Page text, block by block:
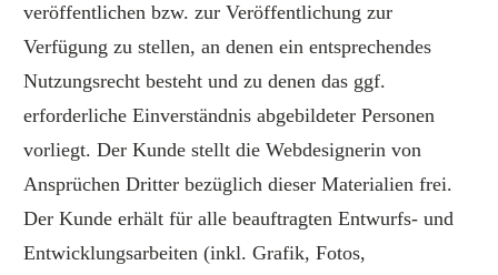
veröffentlichen bzw. zur Veröffentlichung zur
Verfügung zu stellen, an denen ein entsprechendes
Nutzungsrecht besteht und zu denen das ggf.
erforderliche Einverständnis abgebildeter Personen
vorliegt. Der Kunde stellt die Webdesignerin von
Ansprüchen Dritter bezüglich dieser Materialien frei.
Der Kunde erhält für alle beauftragten Entwurfs- und
Entwicklungsarbeiten (inkl. Grafik, Fotos,